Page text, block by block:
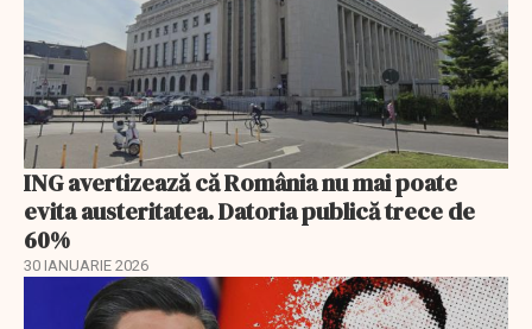
ING avertizează că România nu mai poate
evita austeritatea. Datoria publică trece de
60%
30 IANUARIE 2026